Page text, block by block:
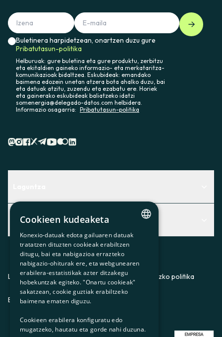
Buletinera harpidetzean, onartzen duzu gure
Pribatutasun-politika
Helburuak: gure buletina eta gure produktu, zerbitzu
eta ekitaldien gaineko informazio- eta merkataritza-
komunikazioak bidaltzea. Eskubideak: emandako
baimena edozein unetan atzera bota ahalko duzu, bai
eta datuak atzitu, zuzendu eta ezabatu ere. Horiek
eta gainerako eskubideak baliatzeko idatzi
somenergia@delegado-datos.com helbidera.
Informazio osagarria: Pribatutasun-politika
Centro de Ayuda
Aurkitu zerbitzurik egokiena zuretzat
Contacto
Albisteak
Albisteak
Bazkideen txokoa
Prentsa
Gurekin lan egin
Lege-oharraPribatutasun-politikaCookieei buruzko politika
ES CAGLEU
CATALAN
SPANISH
GL
BASQUE
Cookieen kudeaketa
Konexio-datuak edota gailuaren datuak
tratatzen dituzten cookieak erabiltzen
ditugu, bai eta nabigazioa errazteko
nabigazio-ohiturak ere, eta webgunearen
erabilera-estatistikak azter ditzakegu
hobekuntzak egiteko. "Onartu cookieak"
sakatzean, cookie guztiak erabiltzeko
baimena ematen diguzu.
Cookieen erabilera konfiguratu edo
mugatzeko, hautatu eta gorde nahi duzuna.